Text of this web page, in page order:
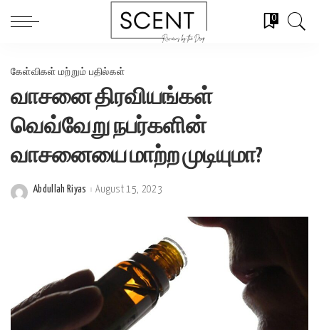
0
கேள்விகள் மற்றும் பதில்கள்
வாசனை திரவியங்கள்
வெவ்வேறு நபர்களின்
வாசனையை மாற்ற முடியுமா?
Posted
Abdullah Riyas August 15, 2023